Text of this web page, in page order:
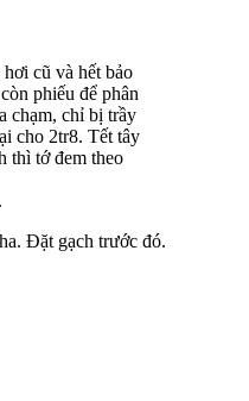
cũ và hết bảo
phiếu để phân
chạm, chỉ bị trầy
cho 2tr8. Tết tây
thì tớ đem theo
Đặt gạch trước đó.